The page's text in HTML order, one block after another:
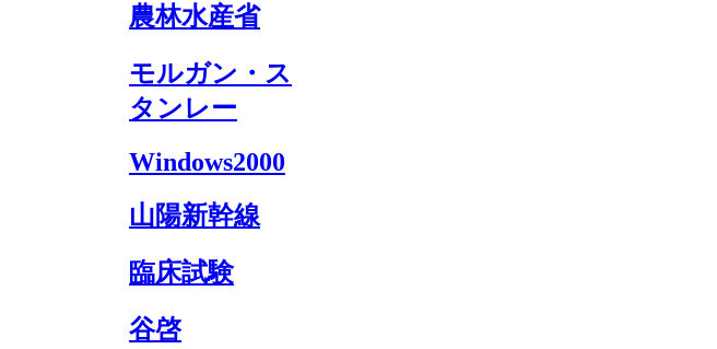
農林水産省
モルガン・ス
タンレー
Windows2000
山陽新幹線
臨床試験
谷啓